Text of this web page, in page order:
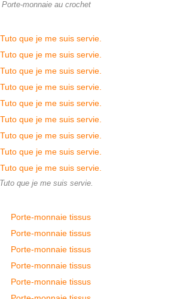
Porte-monnaie au crochet
Tuto que je me suis servie.